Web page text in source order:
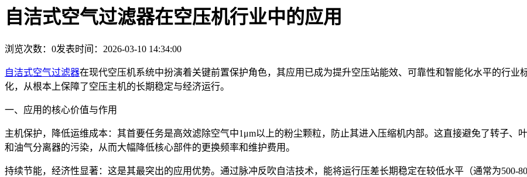
自洁式空气过滤器在空压机行业中的应用
浏览次数： 0发表时间：2026-03-10 14:34:00
自洁式空气过滤器在现代空压机系统中扮演着关键前置保护角色，其应用已成为提升空压站能效、可靠性和智能化水平的行
化，从根本上保障了空压主机的长期稳定与经济运行。
一、应用的核心价值与作用
主机保护，降低运维成本：其首要任务是高效滤除空气中1μm以上的粉尘颗粒，防止其进入压缩机内部。这直接避免了转子、
和油气分离器的污染，从而大幅降低核心部件的更换频率和维护费用。
持续节能，经济性显著：这是其最突出的应用优势。通过脉冲反吹自洁技术，能将运行压差长期稳定在较低水平（通常为500-